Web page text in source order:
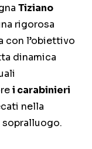
Tiziano
rigorosa
con l’obiettivo
dinamica
i carabinieri
nella